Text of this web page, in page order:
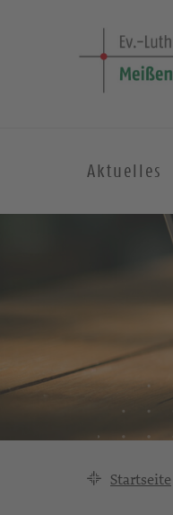
Aktuelles
Startseite